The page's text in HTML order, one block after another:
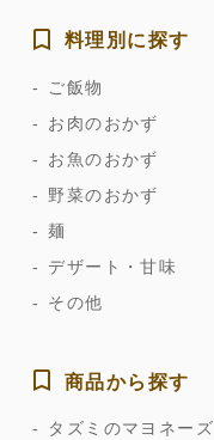
料理別に探す
ご飯物
お肉のおかず
お魚のおかず
野菜のおかず
麺
デザート・甘味
その他
商品から探す
タズミのマヨネーズ